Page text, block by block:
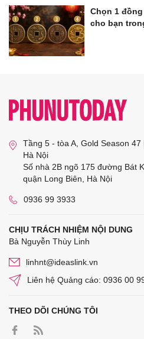
Chọn 1
cho bạn
Tầng 5 - tòa A, Gold Season 47
Hà Nội
Số nhà 2B ngõ 175 đường Bát
quận Long Biên, Hà Nội
0936 99 3933
CHỊU TRÁCH NHIỆM NỘI DUNG
Bà Nguyễn Thùy Linh
linhnt@ideaslink.vn
Liên hệ Quảng cáo: 0936 00
THEO DÕI CHÚNG TÔI